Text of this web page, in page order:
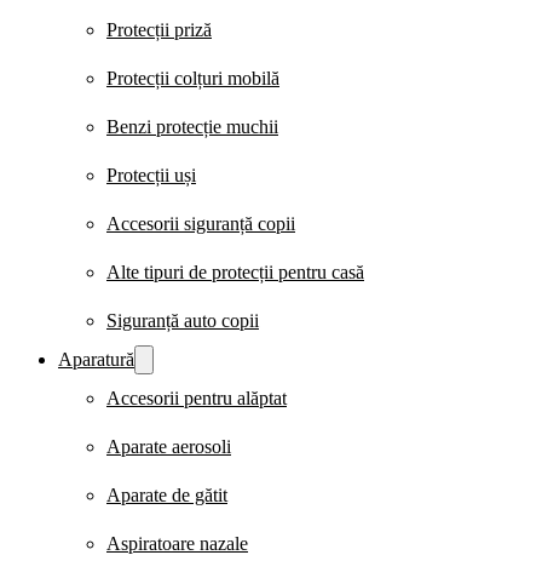
Protecții priză
Protecții colțuri mobilă
Benzi protecție muchii
Protecții uși
Accesorii siguranță copii
Alte tipuri de protecții pentru casă
Siguranță auto copii
Aparatură
Accesorii pentru alăptat
Aparate aerosoli
Aparate de gătit
Aspiratoare nazale